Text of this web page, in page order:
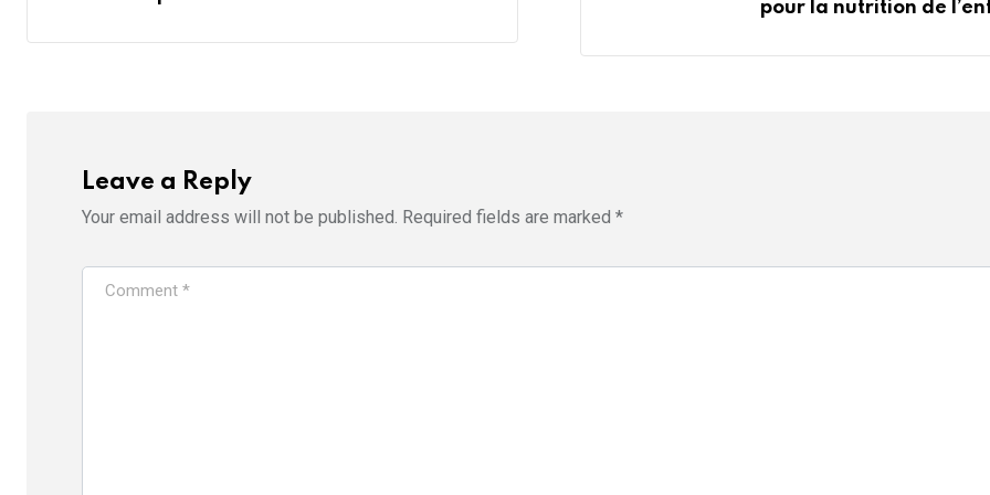
pour la nutrition de
Leave a Reply
Your email address will not be published. Required fields are marked *